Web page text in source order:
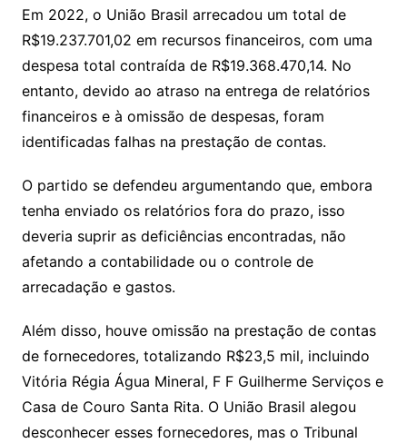
Em 2022, o União Brasil arrecadou um total de
R$19.237.701,02 em recursos financeiros, com uma
despesa total contraída de R$19.368.470,14. No
entanto, devido ao atraso na entrega de relatórios
financeiros e à omissão de despesas, foram
identificadas falhas na prestação de contas.
O partido se defendeu argumentando que, embora
tenha enviado os relatórios fora do prazo, isso
deveria suprir as deficiências encontradas, não
afetando a contabilidade ou o controle de
arrecadação e gastos.
Além disso, houve omissão na prestação de contas
de fornecedores, totalizando R$23,5 mil, incluindo
Vitória Régia Água Mineral, F F Guilherme Serviços e
Casa de Couro Santa Rita. O União Brasil alegou
desconhecer esses fornecedores, mas o Tribunal